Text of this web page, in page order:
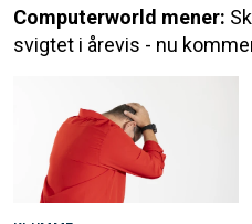
Computerworld mener:
svigtet i årevis - nu